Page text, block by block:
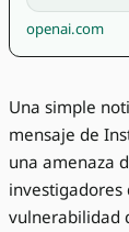
openai.com
Una simple
mensaje de
una amenaza
investigadores
vulnerabilidad